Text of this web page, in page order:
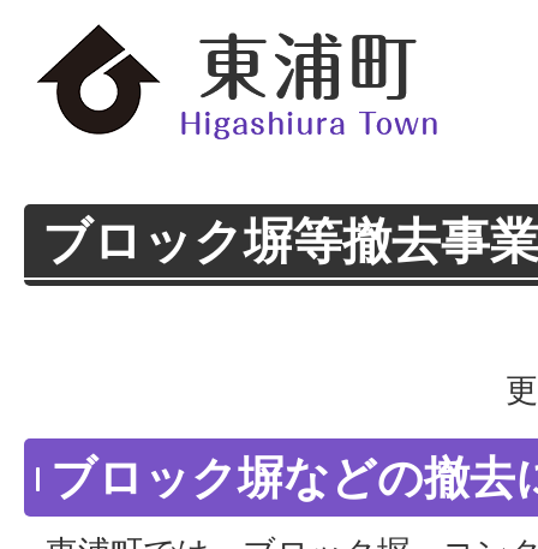
ブロック塀等撤去事
ブロック塀などの撤去